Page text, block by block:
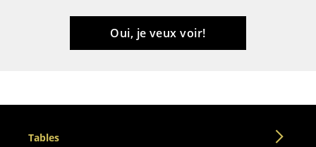
Poufs poires
Oui, je veux voir!
Tables